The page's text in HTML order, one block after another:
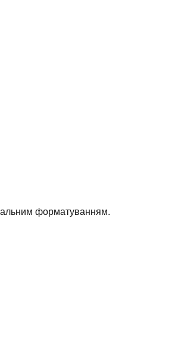
форматуванням.